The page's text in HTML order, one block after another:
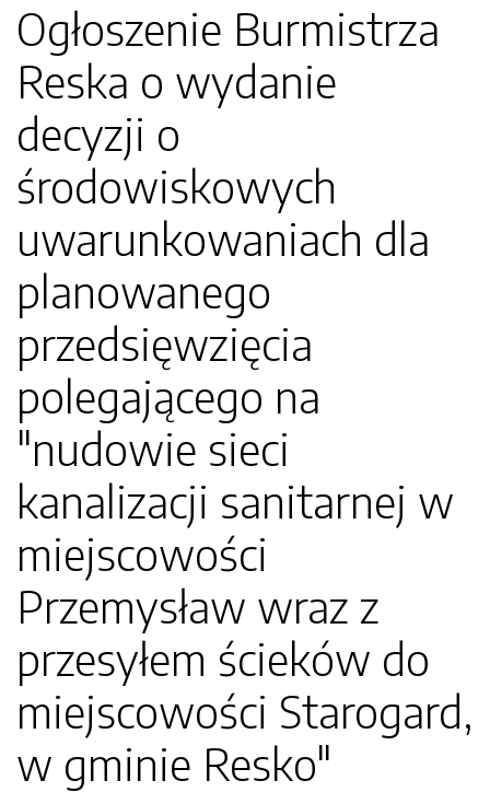
Ogłoszenie Burmistrza
Reska o wydanie
decyzji o
środowiskowych
uwarunkowaniach dla
planowanego
przedsięwzięcia
polegającego na
"nudowie sieci
kanalizacji sanitarnej w
miejscowości
Przemysław wraz z
przesyłem ścieków do
miejscowości Starogard,
w gminie Resko"